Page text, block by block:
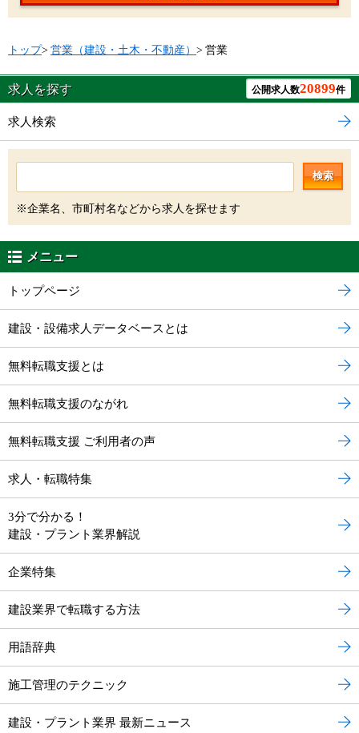
トップ> 営業（建設・土木・不動産） > 営業
求人を探す 公開求人数20899件
求人検索
検索
※企業名、市町村名などから求人を探せます
メニュー
トップページ
建設・設備求人データベースとは
無料転職支援とは
無料転職支援のながれ
無料転職支援 ご利用者の声
求人・転職特集
3分で分かる！
建設・プラント業界解説
企業特集
建設業界で転職する方法
用語辞典
施工管理のテクニック
建設・プラント業界 最新ニュース